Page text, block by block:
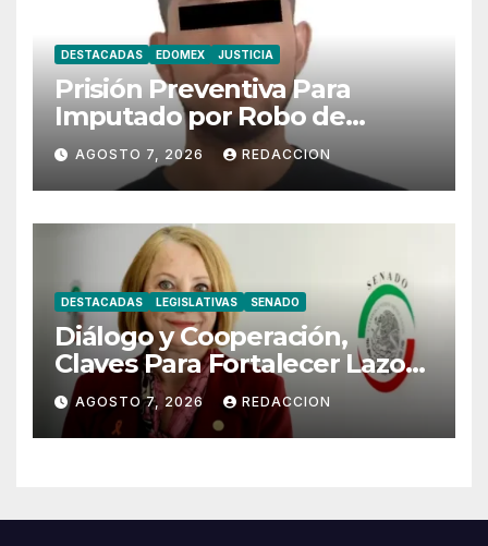
DESTACADAS EDOMEX JUSTICIA
Prisión Preventiva Para
Imputado por Robo de
Motoneta en Chimalhuacán
AGOSTO 7, 2026 REDACCION
DESTACADAS LEGISLATIVAS SENADO
Diálogo y Cooperación,
Claves Para Fortalecer Lazos
Entre México y Perú
AGOSTO 7, 2026 REDACCION